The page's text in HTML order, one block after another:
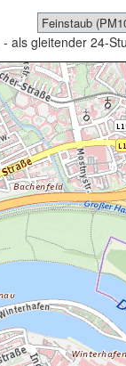
- als gleitender 24-